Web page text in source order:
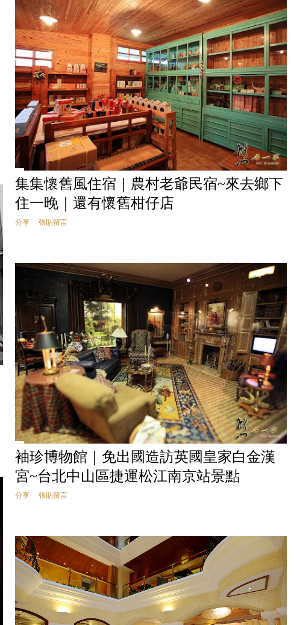
集集懷舊風住宿｜農村老爺民宿~來去鄉下
住一晚｜還有懷舊柑仔店
分享 張貼留言
袖珍博物館｜免出國造訪英國皇家白金漢
宮~台北中山區捷運松江南京站景點
分享 張貼留言